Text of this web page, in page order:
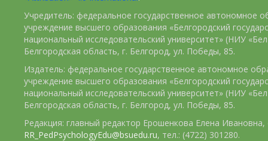
Учредитель: федеральное государственное автономное
учреждение высшего образования «Белгородский
национальный исследовательский университет» (НИУ
Белгородская область, г. Белгород, ул. Победы, 85.
Издатель: федеральное государственное автономное
учреждение высшего образования «Белгородский
национальный исследовательский университет» (НИУ
Белгородская область, г. Белгород, ул. Победы, 85.
Редакция: главный редактор Ерошенкова Елена Ивановна,
RR_PedPsychologyEdu@bsuedu.ru, тел.: (4722) 301280.